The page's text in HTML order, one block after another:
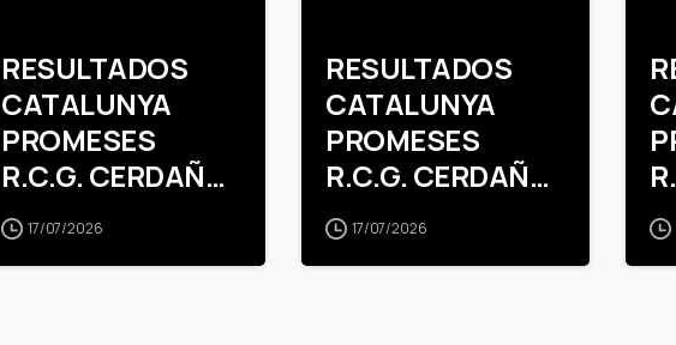
RESULTADOS
CATALUNYA
PROMESES
R.C.G. CERDAÑA
INFANTIL
MASCULINO
17/07/2026
RESULTADOS
CATALUNYA
PROMESES
R.C.G. CERDAÑA
ALEVIN
FEMENINO
17/07/2026